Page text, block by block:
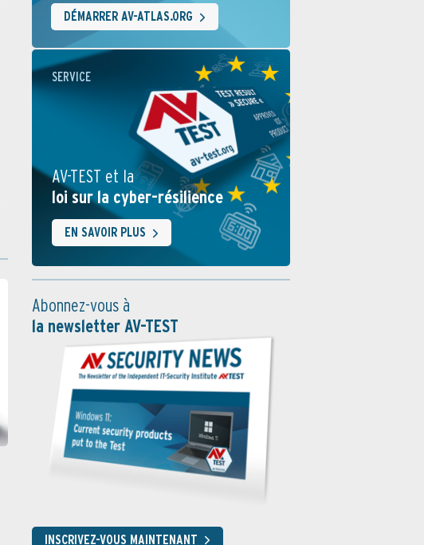
DÉMARRER AV-ATLAS.ORG
SERVICE
AV-TEST et la
loi sur la cyber-résilience
EN SAVOIR PLUS
Abonnez-vous à
la newsletter AV-TEST
INSCRIVEZ-VOUS MAINTENANT